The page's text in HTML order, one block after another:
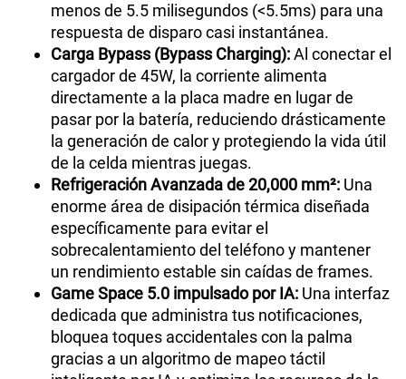
menos de 5.5 milisegundos (<5.5ms) para una
respuesta de disparo casi instantánea.
Carga Bypass (Bypass Charging):Al conectar el
cargador de 45W, la corriente alimenta
directamente a la placa madre en lugar de
pasar por la batería, reduciendo drásticamente
la generación de calor y protegiendo la vida útil
de la celda mientras juegas.
Refrigeración Avanzada de 20,000 mm²: Una
enorme área de disipación térmica diseñada
específicamente para evitar el
sobrecalentamiento del teléfono y mantener
un rendimiento estable sin caídas de frames.
Game Space 5.0 impulsado por IA: Una interfaz
dedicada que administra tus notificaciones,
bloquea toques accidentales con la palma
gracias a un algoritmo de mapeo táctil